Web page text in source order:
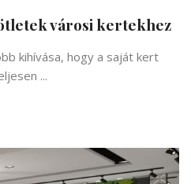
városi kertekhez
kihívása, hogy a saját kert
...